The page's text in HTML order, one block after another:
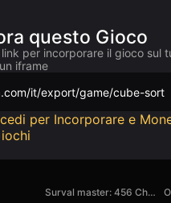
questo Gioco
per incorporare il gioco sul
iframe
it/export/game/cube-sort
per Incorporare e
Surval master: 456 Challenge